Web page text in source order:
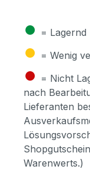
● = Lagernd
● = Wenig
● = Nicht
nach
Lieferanten
Warenwerts.)